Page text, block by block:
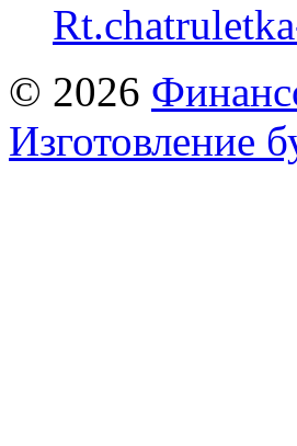
© 2026
Изготовление